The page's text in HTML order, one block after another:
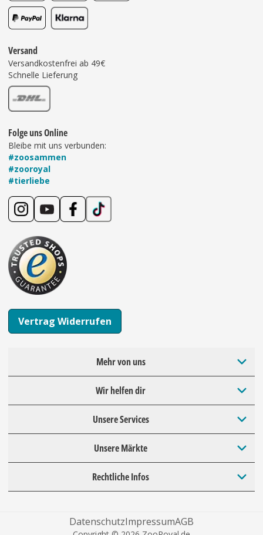
Versand
Versandkostenfrei ab 49€
Schnelle Lieferung
Folge uns Online
Bleibe mit uns verbunden:
#zoosammen
#zooroyal
#tierliebe
Vertrag Widerrufen
Mehr von uns
Wir helfen dir
Unsere Services
Unsere Märkte
Rechtliche Infos
DatenschutzImpressumAGB